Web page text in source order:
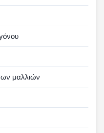
μαλλιών